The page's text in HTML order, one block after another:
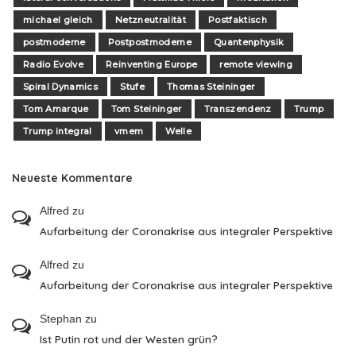
michael gleich
Netzneutralität
Postfaktisch
postmoderne
Postpostmoderne
Quantenphysik
Radio Evolve
Reinventing Europe
remote viewing
Spiral Dynamics
Stufe
Thomas Steininger
Tom Amarque
Tom Steininger Transzendenz
Trump
Trump integral
vmem Welle
Neueste Kommentare
Alfred zu
Aufarbeitung der Coronakrise aus integraler Perspektive
Alfred zu
Aufarbeitung der Coronakrise aus integraler Perspektive
Stephan zu
Ist Putin rot und der Westen grün?